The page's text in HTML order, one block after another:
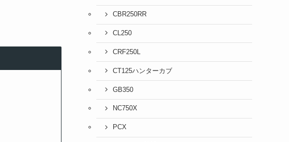
CBR250RR
CL250
CRF250L
CT125ハンターカブ
GB350
NC750X
PCX